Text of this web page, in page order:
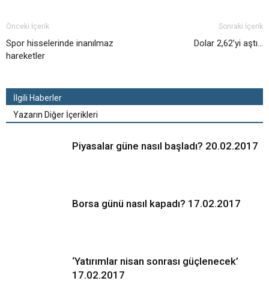
Önceki İçerik
Spor hisselerinde inanılmaz
hareketler
Sonraki İçerik
Dolar 2,62’yi aştı…
İlgili Haberler
Yazarın Diğer İçerikleri
Piyasalar güne nasıl başladı? 20.02.2017
Borsa günü nasıl kapadı? 17.02.2017
‘Yatırımlar nisan sonrası güçlenecek’
17.02.2017